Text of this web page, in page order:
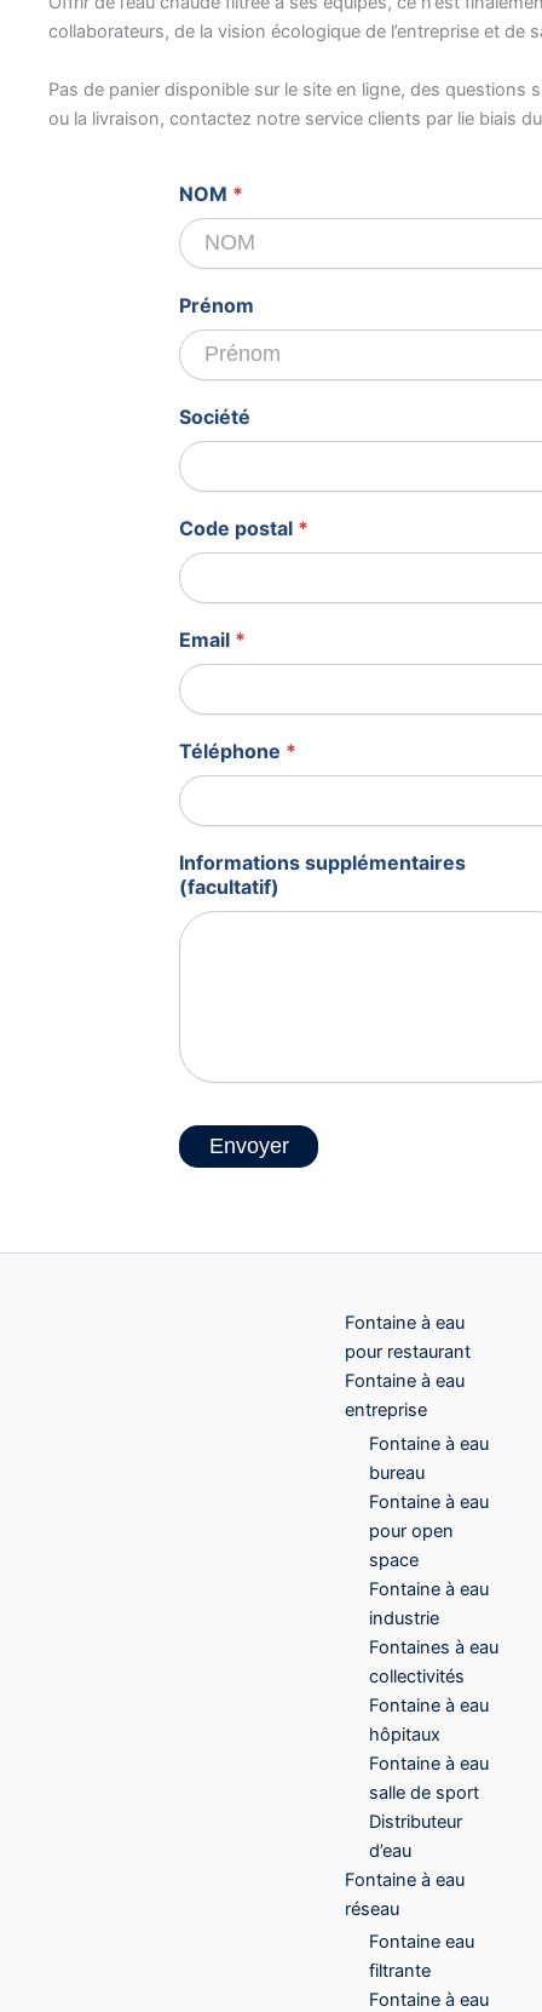
collaborateurs, de la vision écologique de l’entreprise et
Pas de panier disponible sur le site en ligne, des questions
ou la livraison, contactez notre service clients par lie biais
Devis
gratuit
NOM *
Prénom
Société
Code postal *
Email *
Téléphone *
Informations supplémentaires
(facultatif)
Envoyer
Fontaine à eau
pour restaurant
Fontaine à eau
entreprise
Fontaine à eau
bureau
Fontaine à eau
pour open
space
Fontaine à eau
industrie
Fontaines à eau
collectivités
Fontaine à eau
hôpitaux
Fontaine à eau
salle de sport
Distributeur
d’eau
Fontaine à eau
réseau
Fontaine eau
filtrante
Fontaine à eau